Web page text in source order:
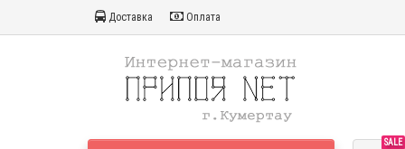
Доставка Оплата
SALE